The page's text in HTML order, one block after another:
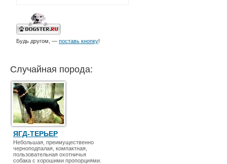
Будь другом, — поставь кнопку!
Случайная порода:
ЯГД-ТЕРЬЕР
Небольшая, преимущественно
черноподпалая, компактная,
пользовательная охотничья
собака с хорошими пропорциями.